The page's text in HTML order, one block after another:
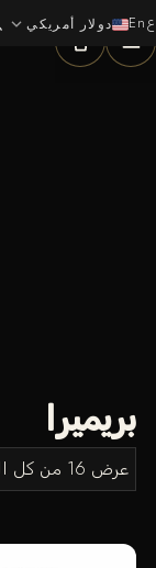
عEn دولار أمريكيexpand_more
بريميرا
عرض ⁦16⁩ من كل النتائج